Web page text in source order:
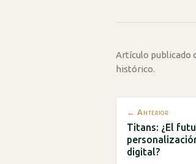
Artículo publicado
histórico.
← Anterior
Titans: ¿El
digital?